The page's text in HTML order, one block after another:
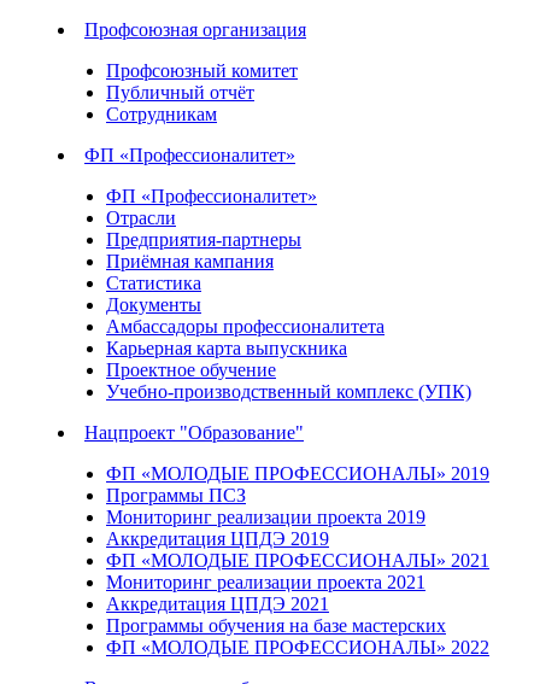
Профсоюзная организация
Профсоюзный комитет
Публичный отчёт
Сотрудникам
ФП «Профессионалитет»
ФП «Профессионалитет»
Отрасли
Предприятия-партнеры
Приёмная кампания
Статистика
Документы
Амбассадоры профессионалитета
Карьерная карта выпускника
Проектное обучение
Учебно-производственный комплекс (УПК)
Нацпроект "Образование"
ФП «МОЛОДЫЕ ПРОФЕССИОНАЛЫ» 2019
Программы ПСЗ
Мониторинг реализации проекта 2019
Аккредитация ЦПДЭ 2019
ФП «МОЛОДЫЕ ПРОФЕССИОНАЛЫ» 2021
Мониторинг реализации проекта 2021
Аккредитация ЦПДЭ 2021
Программы обучения на базе мастерских
ФП «МОЛОДЫЕ ПРОФЕССИОНАЛЫ» 2022